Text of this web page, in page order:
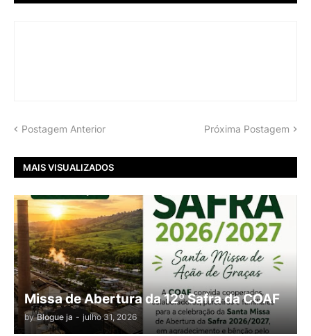
Postagem Anterior Próxima Postagem
MAIS VISUALIZADOS
Missa de Abertura da 12º Safra da COAF
by Blogue ja - julho 31, 2026